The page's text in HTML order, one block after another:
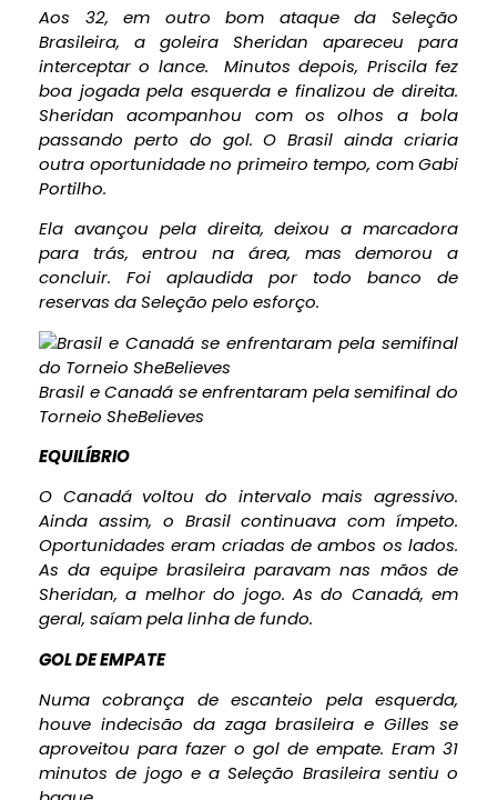
Aos 32, em outro bom ataque da Seleção
Brasileira, a goleira Sheridan apareceu para
interceptar o lance. Minutos depois, Priscila fez
boa jogada pela esquerda e finalizou de direita.
Sheridan acompanhou com os olhos a bola
passando perto do gol. O Brasil ainda criaria
outra oportunidade no primeiro tempo, com Gabi
Portilho.
Ela avançou pela direita, deixou a marcadora
para trás, entrou na área, mas demorou a
concluir. Foi aplaudida por todo banco de
reservas da Seleção pelo esforço.
Brasil e Canadá se enfrentaram pela semifinal do
Torneio SheBelieves
EQUILÍBRIO
O Canadá voltou do intervalo mais agressivo.
Ainda assim, o Brasil continuava com ímpeto.
Oportunidades eram criadas de ambos os lados.
As da equipe brasileira paravam nas mãos de
Sheridan, a melhor do jogo. As do Canadá, em
geral, saíam pela linha de fundo.
GOL DE EMPATE
Numa cobrança de escanteio pela esquerda,
houve indecisão da zaga brasileira e Gilles se
aproveitou para fazer o gol de empate. Eram 31
minutos de jogo e a Seleção Brasileira sentiu o